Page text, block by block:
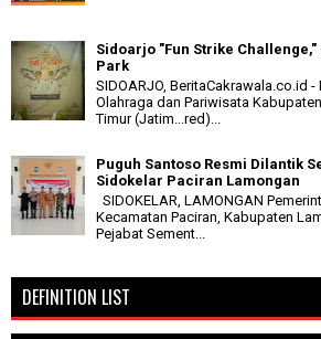
Sidoarjo "Fun Strike
Park
SIDOARJO, BeritaCakrawala.co.id -
Olahraga dan Pariwisata
Timur (Jatim...red)...
Puguh Santoso Resmi Dilantik
Sidokelar Paciran Lamongan
SIDOKELAR, LAMONGAN
Kecamatan Paciran, Kabupaten
Pejabat Sement...
DEFINITION LIST